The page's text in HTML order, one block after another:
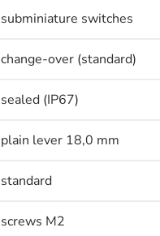
subminiature switches
change-over (standard)
sealed (IP67)
plain lever 18,0 mm
standard
screws M2